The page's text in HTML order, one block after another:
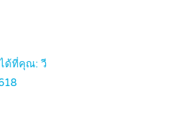
ด้ที่คุณ: วี